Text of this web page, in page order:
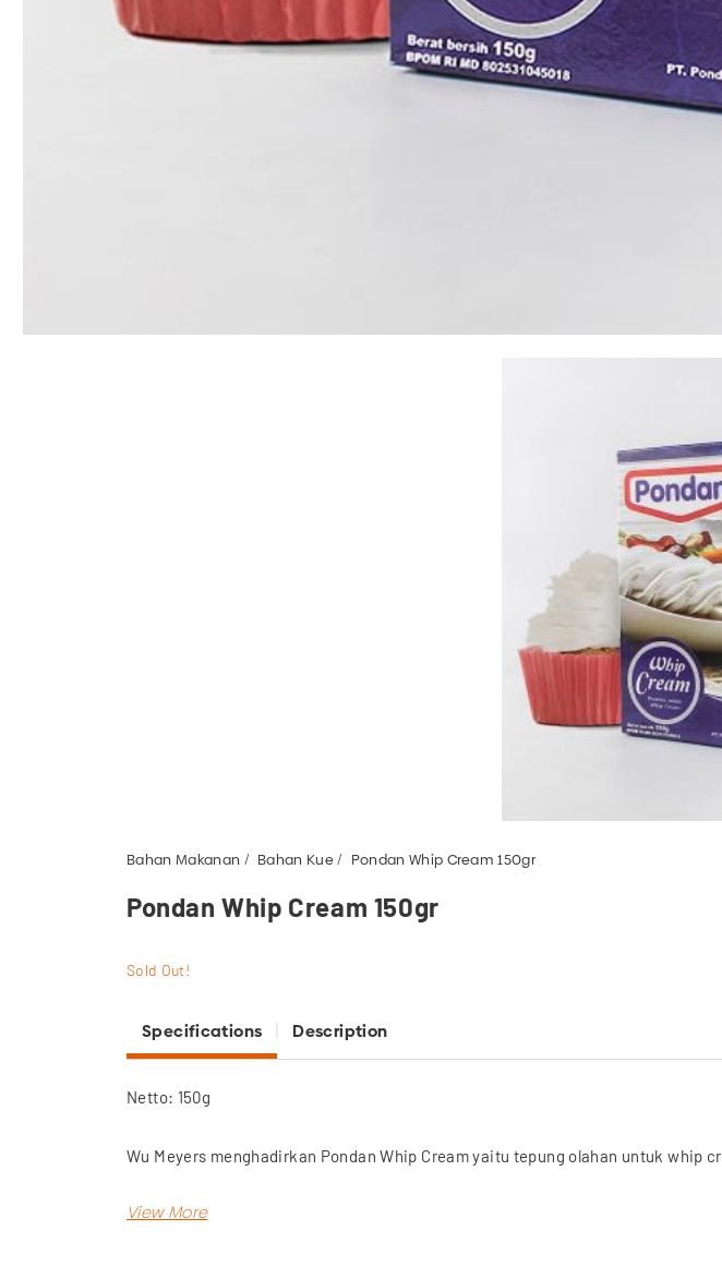
Bahan Makanan Bahan Kue Pondan Whip Cream 150gr
Pondan Whip Cream 150gr
Sold Out!
Specifications Description
Netto: 150g
Wu Meyers menghadirkan Pondan Whip Cream yaitu tepung olahan untuk whip
Terbuat dari aneka bahan pilihan, Pondan Whip Cream 150gr bisa mewujudkan